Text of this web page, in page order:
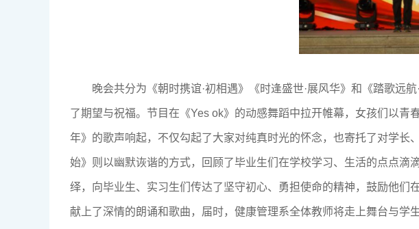
晚会共分为《朝时携谊·初相遇》《时逢盛世·展风华》和《踏歌远
了期望与祝福。节目在《Yes ok》的动感舞蹈中拉开帷幕，女孩们以
年》的歌声响起，不仅勾起了大家对纯真时光的怀念，也寄托了对学
始》则以幽默诙谐的方式，回顾了毕业生们在学校学习、生活的点点
绎，向毕业生、实习生们传达了坚守初心、勇担使命的精神，鼓励他们
献上了深情的朗诵和歌曲，届时，健康管理系全体教师将走上舞台与